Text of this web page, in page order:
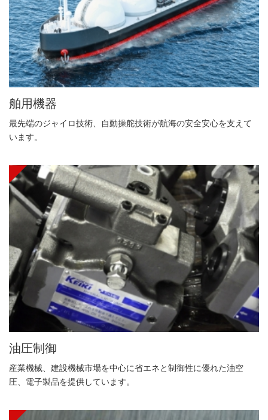
舶用機器
最先端のジャイロ技術、自動操舵技術が航海の安全安心を支えて
います。
油圧制御
産業機械、建設機械市場を中心に省エネと制御性に優れた油空
圧、電子製品を提供しています。